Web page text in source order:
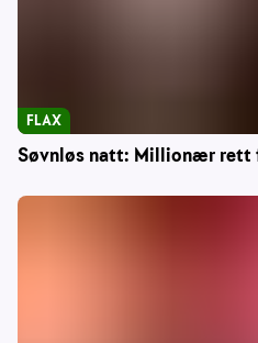
Søvnløs natt: Millionær rett
FLAX